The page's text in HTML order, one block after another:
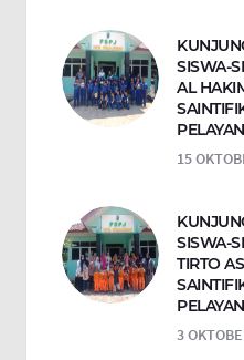
SISWA-
AL
15
SISWA-
TIRTO
3